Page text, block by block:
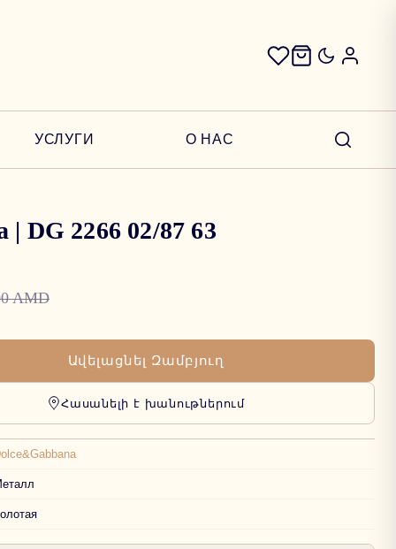
УСЛУГИ О НАС
| DG 2266 02/87 63
AMD
Ավելացնել Զամբյուղ
Հասանելի է խանութներում